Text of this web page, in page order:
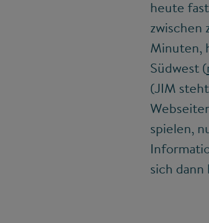
heute
zwischen
Minuten,
Südwest (
(JIM
spielen,
sich